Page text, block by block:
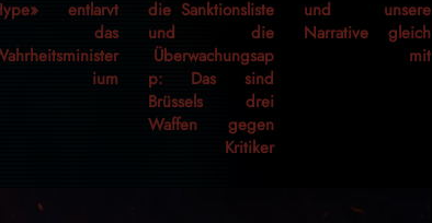
entlarvt
das
ium
die Sanktionsliste
und die
Überwachungsap
p: Das sind
Brüssels drei
Waffen gegen
Kritiker
und unsere
Narrative gleich
mit